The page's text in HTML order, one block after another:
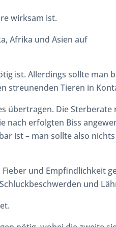
wirksam ist.
Afrika und Asien auf
ist. Allerdings sollte man
streunenden Tieren in
übertragen. Die Sterberate
nach erfolgten Biss
ist – man sollte also
und Empfindlichkeit
und